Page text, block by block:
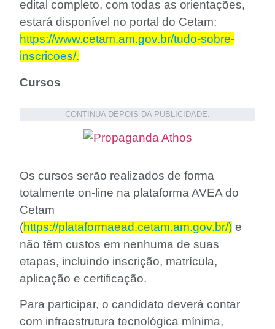
edital completo, com todas as orientações,
estará disponível no portal do Cetam:
https://www.cetam.am.gov.br/tudo-sobre-
inscricoes/.
Cursos
CONTINUA DEPOIS DA PUBLICIDADE:
Os cursos serão realizados de forma
totalmente on-line na plataforma AVEA do
Cetam
(https://plataformaead.cetam.am.gov.br/) e
não têm custos em nenhuma de suas
etapas, incluindo inscrição, matrícula,
aplicação e certificação.
Para participar, o candidato deverá contar
com infraestrutura tecnológica mínima,